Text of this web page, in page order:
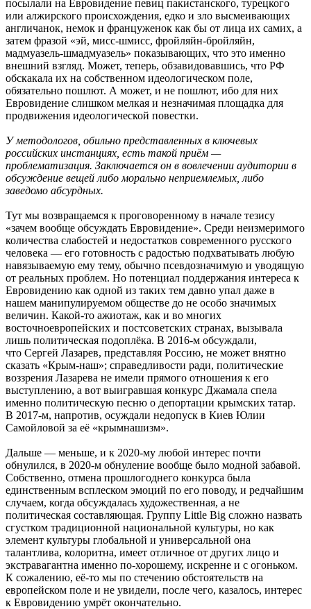
посылали на Евровидение певиц пакистанского, турецкого
или алжирского происхождения, едко и зло высмеивающих
англичанок, немок и француженок как бы от лица их самих, а
затем фразой «эй, мисс-шмисс, фройляйн-бройляйн,
мадмуазель-шмадмуазель» показывающих, что это именно
внешний взгляд. Может, теперь, обзавидовавшись, что РФ
обскакала их на собственном идеологическом поле,
обязательно пошлют. А может, и не пошлют, ибо для них
Евровидение слишком мелкая и незначимая площадка для
продвижения идеологической повестки.
У методологов, обильно представленных в ключевых
российских инстанциях, есть такой приём —
проблематизация. Заключается он в вовлечении аудитории в
обсуждение вещей либо морально неприемлемых, либо
заведомо абсурдных.
Тут мы возвращаемся к проговоренному в начале тезису
«зачем вообще обсуждать Евровидение». Среди неизмеримого
количества слабостей и недостатков современного русского
человека — его готовность с радостью подхватывать любую
навязываемую ему тему, обычно псевдозначимую и уводящую
от реальных проблем. Но потенциал поддержания интереса к
Евровидению как одной из таких тем давно упал даже в
нашем манипулируемом обществе до не особо значимых
величин. Какой-то ажиотаж, как и во многих
восточноевропейских и постсоветских странах, вызывала
лишь политическая подоплёка. В 2016-м обсуждали,
что Сергей Лазарев, представляя Россию, не может внятно
сказать «Крым-наш»; справедливости ради, политические
воззрения Лазарева не имели прямого отношения к его
выступлению, а вот выигравшая конкурс Джамала спела
именно политическую песню о депортации крымских татар.
В 2017-м, напротив, осуждали недопуск в Киев Юлии
Самойловой за её «крымнашизм».
Дальше — меньше, и к 2020-му любой интерес почти
обнулился, в 2020-м обнуление вообще было модной забавой.
Собственно, отмена прошлогоднего конкурса была
единственным всплеском эмоций по его поводу, и редчайшим
случаем, когда обсуждалась художественная, а не
политическая составляющая. Группу Little Big сложно назвать
сгустком традиционной национальной культуры, но как
элемент культуры глобальной и универсальной она
талантлива, колоритна, имеет отличное от других лицо и
экстравагантна именно по-хорошему, искренне и с огоньком.
К сожалению, её-то мы по стечению обстоятельств на
европейском поле и не увидели, после чего, казалось, интерес
к Евровидению умрёт окончательно.